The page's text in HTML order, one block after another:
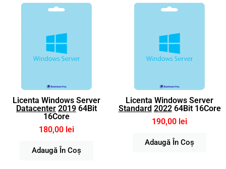
Licenta Windows Server
Datacenter 2019 64Bit
16Core
180,00 lei
Adaugă În Coș
Licenta Windows Server
Standard 202264Bit 16Core
190,00 lei
Adaugă În Coș